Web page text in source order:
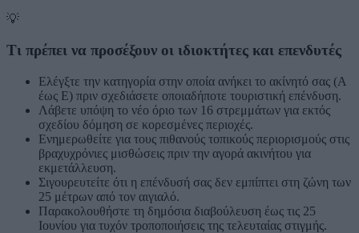
💡
Τι πρέπει να προσέξουν οι ιδιοκτήτες και επενδυτές
Ελέγξτε την κατηγορία στην οποία ανήκει το ακίνητό σας (Α
έως Ε) πριν σχεδιάσετε οποιαδήποτε τουριστική επένδυση.
Λάβετε υπόψη το νέο όριο των 16 στρεμμάτων για εκτός
σχεδίου δόμηση σε κορεσμένες περιοχές.
Ενημερωθείτε για τους πιθανούς τοπικούς περιορισμούς στις
βραχυχρόνιες μισθώσεις πριν την αγορά ακινήτου για
εκμετάλλευση.
Σιγουρευτείτε ότι η επένδυσή σας δεν εμπίπτει στη ζώνη των
25 μέτρων από τον αιγιαλό.
Παρακολουθήστε τη δημόσια διαβούλευση έως τις 25
Ιουνίου για τυχόν τροποποιήσεις της τελευταίας στιγμής.